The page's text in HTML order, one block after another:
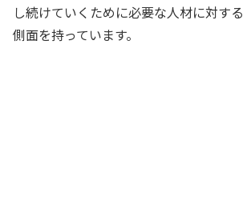
し続けていくために必要な人材に対す
側面を持っています。